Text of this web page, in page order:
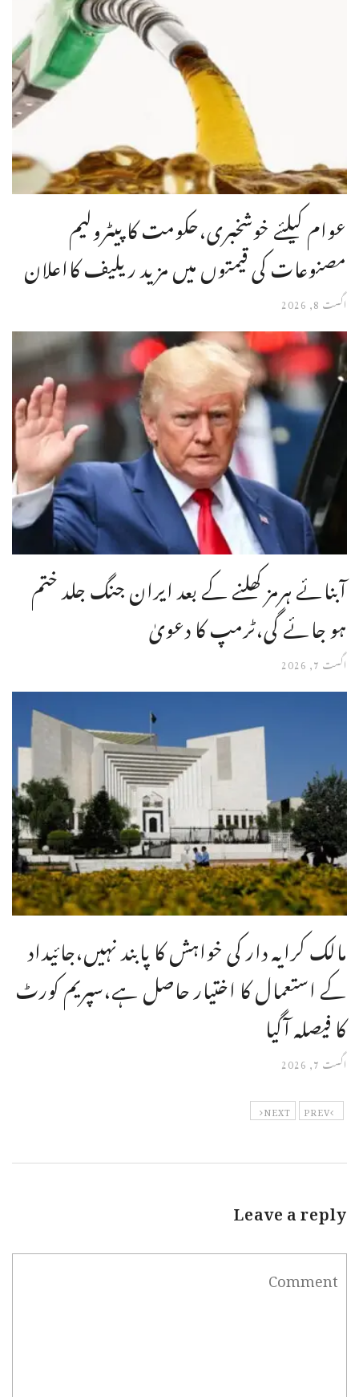
عوام کیلئے خوشخبری،حکومت کا پیٹرولیم
مصنوعات کی قیمتوں میں مزید ریلیف کااعلان
اگست 8, 2026
آبنائے ہرمز کھلنے کے بعد ایران جنگ جلد ختم
ہو جائے گی،ٹرمپ کا دعویٰ
اگست 7, 2026
مالک کرایہ دار کی خواہش کا پابند نہیں،جائیداد
کے استعمال کا اختیار حاصل ہے،سپریم کورٹ
کا فیصلہ آگیا
اگست 7, 2026
PREV
NEXT
Leave a reply